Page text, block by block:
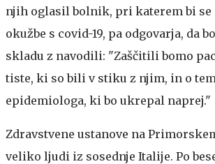
njih oglasil bolnik, pri katerem bi se
okužbe s covid-19, pa odgovarja, da
skladu z navodili: "Zaščitili bomo
tiste, ki so bili v stiku z njim, in o
epidemiologa, ki bo ukrepal naprej."
Zdravstvene ustanove na
veliko ljudi iz sosednje Italije. Po